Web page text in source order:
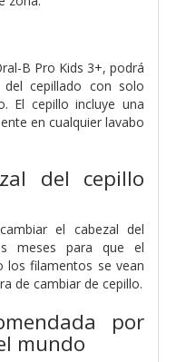
B Pro Kids 3+, podrá
cepillado con solo
El cepillo incluye una
en cualquier lavabo
del cepillo
el cabezal del
meses para que el
los filamentos se vean
de cambiar de cepillo.
por
mundo